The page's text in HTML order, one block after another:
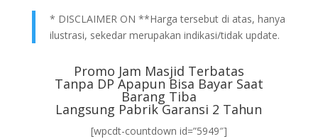
* DISCLAIMER ON **Harga tersebut di atas, hanya
ilustrasi, sekedar merupakan indikasi/tidak update.
Promo Jam Masjid Terbatas
Tanpa DP Apapun Bisa Bayar Saat
Barang Tiba
Langsung Pabrik Garansi 2 Tahun
[wpcdt-countdown id=”5949″]